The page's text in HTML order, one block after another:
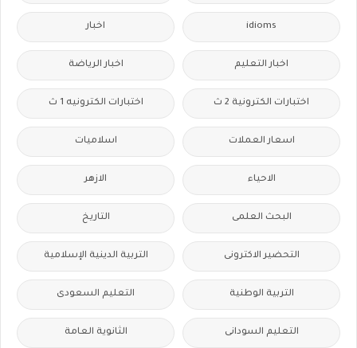
idioms اخبار
اخبار التعليم اخبار الرياضة
اختبارات الكترونية 2 ث اختبارات الكترونيه 1 ث
اسعار العملات اسلاميات
الاحياء الازهر
البحث العلمى التاريخ
التحضير الاكترونى التربية الدينية الإسلامية
التربية الوطنية التعليم السعودى
التعليم السودانى الثانوية العامة